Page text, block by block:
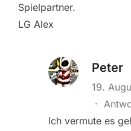
Spielpartner.
LG Alex
Peter
19.
·
Ich vermute es